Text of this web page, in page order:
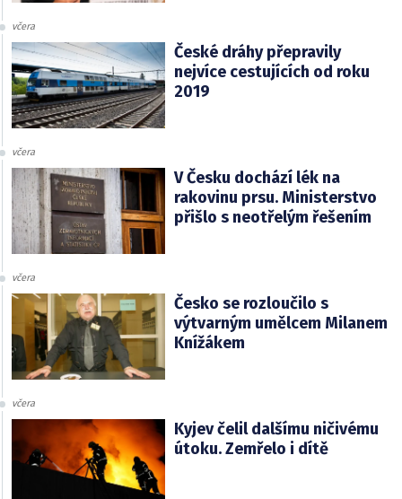
včera
České dráhy přepravily
nejvíce cestujících od roku
2019
včera
V Česku dochází lék na
rakovinu prsu. Ministerstvo
přišlo s neotřelým řešením
včera
Česko se rozloučilo s
výtvarným umělcem Milanem
Knížákem
včera
Kyjev čelil dalšímu ničivému
útoku. Zemřelo i dítě